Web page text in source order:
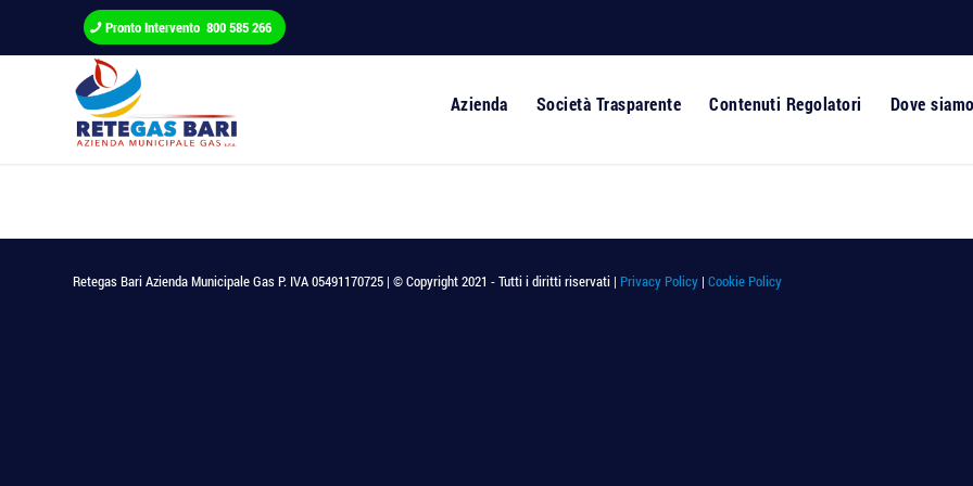
Pronto Intervento 800 585 266
Azienda Società Trasparente Contenuti Regolatori Dove
Retegas Bari Azienda Municipale Gas P. IVA 05491170725 | © Copyright 2021 - Tutti i diritti riservati | Privacy Policy | Cookie Policy